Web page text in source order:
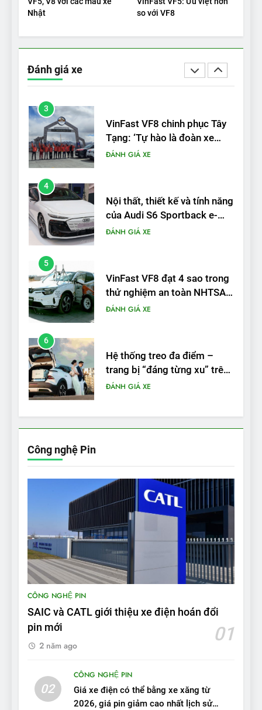
Nhật
so với VF8
Đánh giá xe
kết – Mỹ
‘Wuling Bingo ồn, không có
trạm sạc, nhưng vẫn bán
được nếu biết cách’
3
VinFast VF8 chinh phục Tây
Tạng: ‘Tự hào là đoàn xe
điện Việt Nam đầu tiên lăn
ĐÁNH GIÁ XE
4
Nội thất, thiết kế và tính năng
của Audi S6 Sportback e-
tron
ĐÁNH GIÁ XE
5
VinFast VF8 đạt 4 sao trong
thử nghiệm an toàn NHTSA
tại Mỹ
ĐÁNH GIÁ XE
6
Hệ thống treo đa điểm –
trang bị “đáng từng xu” trên
VinFast VF 6
ĐÁNH GIÁ XE
7
Bài kiểm tra của Mỹ về đối
thủ Tesla Model 3 của BYD:
‘Nó sang trọng hơn nhiều’
ĐÁNH GIÁ XE
9
BYD Seal 06 DM-i PHEV có
chất lượng tương xứng
ĐÁNH GIÁ XE
10
VinFast VF 7 tấm tắc: “Hơn
hẳn xe xăng”
ĐÁNH GIÁ XE
Công nghệ Pin
CÔNG NGHỆ PIN
SAIC và CATL giới thiệu xe điện hoán đổi
pin mới
01
2 năm ago
02
CÔNG NGHỆ PIN
Giá xe điện có thể bằng xe xăng từ
2026, giá pin giảm cao nhất lịch sử